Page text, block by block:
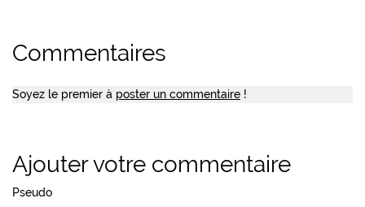
Commentaires
Soyez le premier à poster un commentaire !
Ajouter votre commentaire
Pseudo